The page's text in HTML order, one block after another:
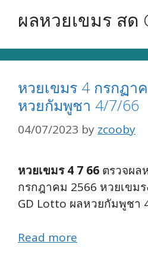
ผลหวยเขมร สด
หวยเขมร 4 กรกฏา
หวยกัมพูชา 4/7/66
04/07/2023 by zcooby
หวยเขมร 4 7 66 ตรวจผล
กรกฎาคม 2566 หวยเขม
GD Lotto ผลหวยกัมพูชา
Read more